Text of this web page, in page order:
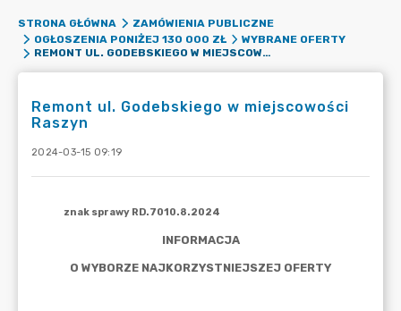
STRONA GŁÓWNA
ZAMÓWIENIA PUBLICZNE
OGŁOSZENIA PONIŻEJ 130 000 ZŁ
WYBRANE OFERTY
REMONT UL. GODEBSKIEGO W MIEJSCOWOŚCI RASZYN
Remont ul. Godebskiego w miejscowości
Raszyn
2024-03-15 09:19